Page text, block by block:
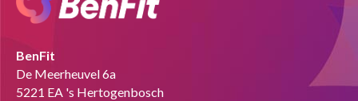
BenFit
De Meerheuvel 6a
5221 EA 's Hertogenbosch